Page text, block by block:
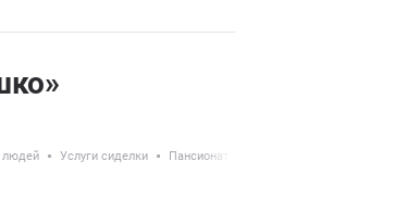
людей Услуги сиделки Пансионаты для пожилых с болезнью